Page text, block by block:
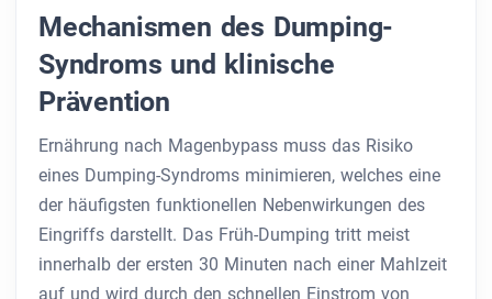
Mechanismen des Dumping-
Syndroms und klinische
Prävention
Ernährung nach Magenbypass muss das Risiko
eines Dumping-Syndroms minimieren, welches eine
der häufigsten funktionellen Nebenwirkungen des
Eingriffs darstellt. Das Früh-Dumping tritt meist
innerhalb der ersten 30 Minuten nach einer Mahlzeit
auf und wird durch den schnellen Einstrom von